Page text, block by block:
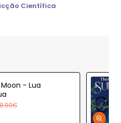
Científica
- Lua